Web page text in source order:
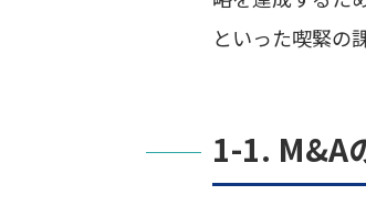
といった喫緊の
1-1. M&A